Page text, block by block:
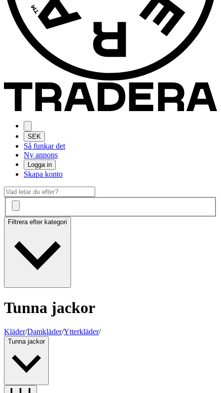
SEK
Så funkar det
Ny annons
Logga in
Skapa konto
Filtrera efter kategori
Tunna jackor
Kläder/Damkläder/Ytterkläder/
Tunna jackor